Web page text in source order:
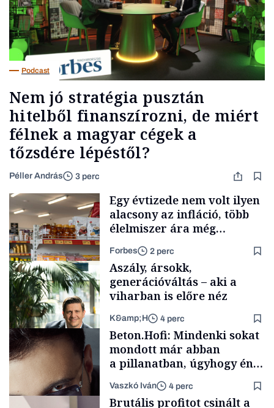
Podcast
Nem jó stratégia pusztán
hitelből finanszírozni, de miért
félnek a magyar cégek a
tőzsdére lépéstől?
Péller András 3 perc
Makro
Egy évtizede nem volt ilyen
alacsony az infláció, több
élelmiszer ára még
rohamosan csökken is
Forbes 2 perc
TÁMOGATÓI
TARTALOM
Aszály, ársokk,
generációváltás – aki a
viharban is előre néz
K&amp;H 4 perc
Beton.Hofi: Mindenki sokat
mondott már abban
a pillanatban, úgyhogy én
a legsarkosabb
gondolataimat akartam
Vaszkó Iván 4 perc
Brutális profitot csinált a